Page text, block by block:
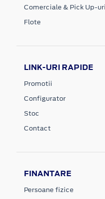
Comerciale & Pick Up-uri
Flote
LINK-URI RAPIDE
Promotii
Configurator
Stoc
Contact
FINANTARE
Persoane fizice